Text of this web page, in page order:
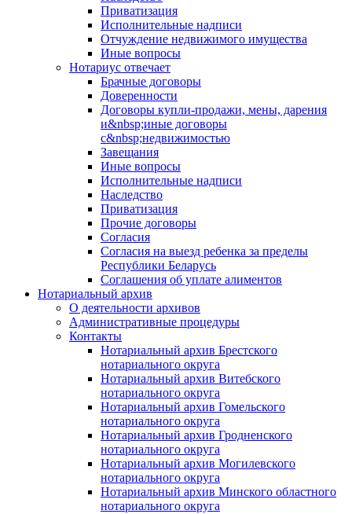
Приватизация
Исполнительные надписи
Отчуждение недвижимого имущества
Иные вопросы
Нотариус отвечает
Брачные договоры
Доверенности
Договоры купли-продажи, мены, дарения
и&nbsp;иные договоры
с&nbsp;недвижимостью
Завещания
Иные вопросы
Исполнительные надписи
Наследство
Приватизация
Прочие договоры
Согласия
Согласия на выезд ребенка за пределы
Республики Беларусь
Соглашения об уплате алиментов
Нотариальный архив
О деятельности архивов
Административные процедуры
Контакты
Нотариальный архив Брестского
нотариального округа
Нотариальный архив Витебского
нотариального округа
Нотариальный архив Гомельского
нотариального округа
Нотариальный архив Гродненского
нотариального округа
Нотариальный архив Могилевского
нотариального округа
Нотариальный архив Минского областного
нотариального округа